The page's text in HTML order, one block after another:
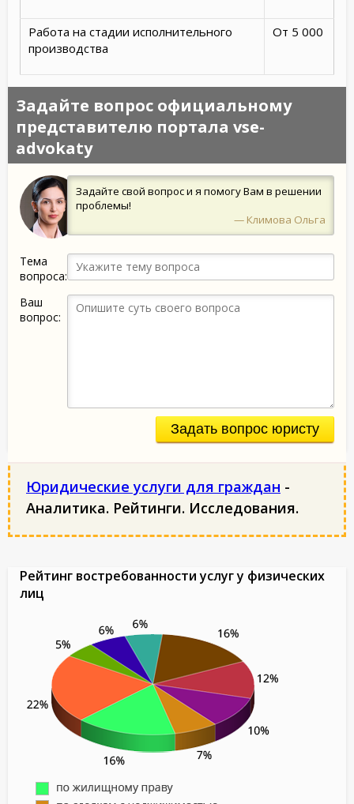
Работа на стадии исполнительного
производства
От 5 000
Задайте вопрос официальному
представителю портала vse-
advokaty
Задайте свой вопрос и я помогу Вам в решении
проблемы!
— Климова Ольга
Тема
вопроса:
Ваш
вопрос:
Задать вопрос юристу
Юридические услуги для граждан -
Аналитика. Рейтинги. Исследования.
Рейтинг востребованности услуг у физических
лиц